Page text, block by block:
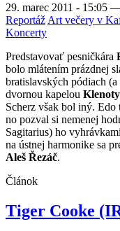
29. marec 2011 - 15:05
Reportáž Art večery v
Koncerty
Predstavovať pesničkára
bolo mlátením prázdnej
bratislavských pódiach
dvornou kapelou Klenoty
Scherz však bol iný.
no pozval si nemenej
Sagitarius) ho
na ústnej harmonike sa
Aleš Řezáč.
Článok
Tiger Cooke